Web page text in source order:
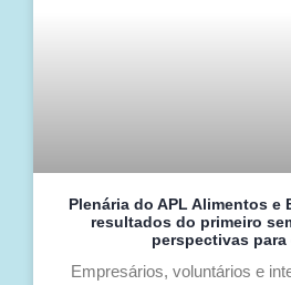
Plenária do APL Alimentos e
resultados do primeiro
perspectivas
Empresários, voluntários e